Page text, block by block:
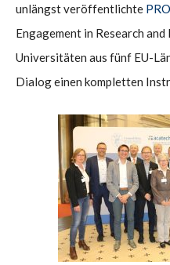
unlängst veröffentlichte
Engagement in Research and
Universitäten aus fünf EU-
Dialog einen kompletten